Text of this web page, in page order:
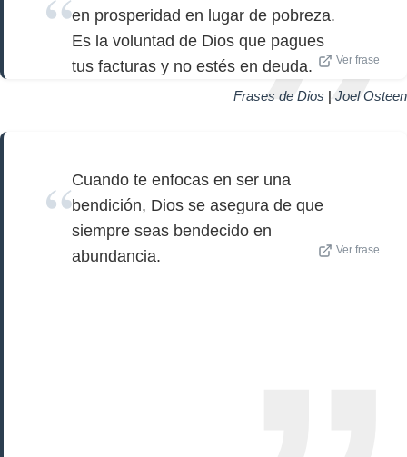
en prosperidad en lugar de pobreza.
Es la voluntad de Dios que pagues
tus facturas y no estés en deuda.
Ver frase
Frases de Dios | Joel Osteen
Cuando te enfocas en ser una
bendición, Dios se asegura de que
siempre seas bendecido en
abundancia.
Ver frase